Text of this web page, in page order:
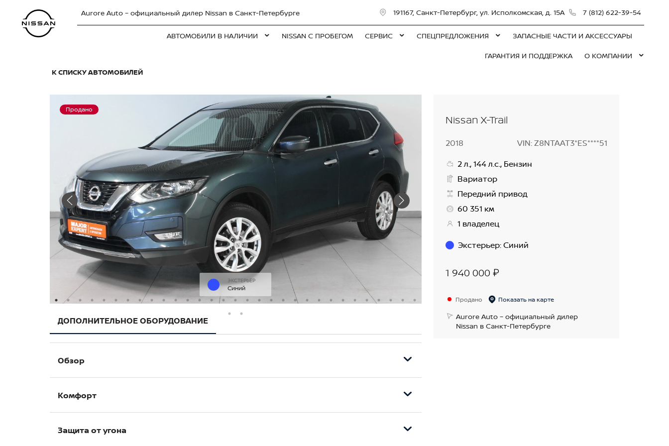
Aurore Auto – официальный дилер Nissan в Санкт-Петербурге 191167, Санкт-Петербург, ул. Исполкомская, д. 15А 7 (812) 622-39-54
АВТОМОБИЛИ В НАЛИЧИИ NISSAN С ПРОБЕГОМ СЕРВИС СПЕЦПРЕДЛОЖЕНИЯ ЗАПАСНЫЕ ЧАСТИ И АКСЕССУАРЫ
ГАРАНТИЯ И ПОДДЕРЖКА
О КОМПАНИИ
К СПИСКУ АВТОМОБИЛЕЙ
Продано
ЭКСТЕРЬЕР
Синий
ДОПОЛНИТЕЛЬНОЕ ОБОРУДОВАНИЕ
Обзор
Датчик света
Противотуманные фары
Комфорт
Круиз-контроль
Защита от угона
Nissan X-Trail
2018
VIN: Z8NTAAT3*ES****51
2 л., 144 л.с., Бензин
Вариатор
Передний привод
60 351 км
1 владелец
Экстерьер:Синий
1 940 000 ₽
Продано Показать на карте
Aurore Auto – официальный дилер
Nissan в Санкт-Петербурге